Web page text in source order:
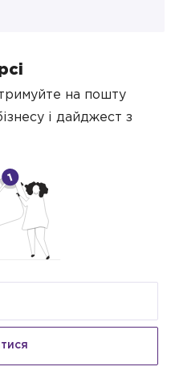
на пошту
і дайджест з